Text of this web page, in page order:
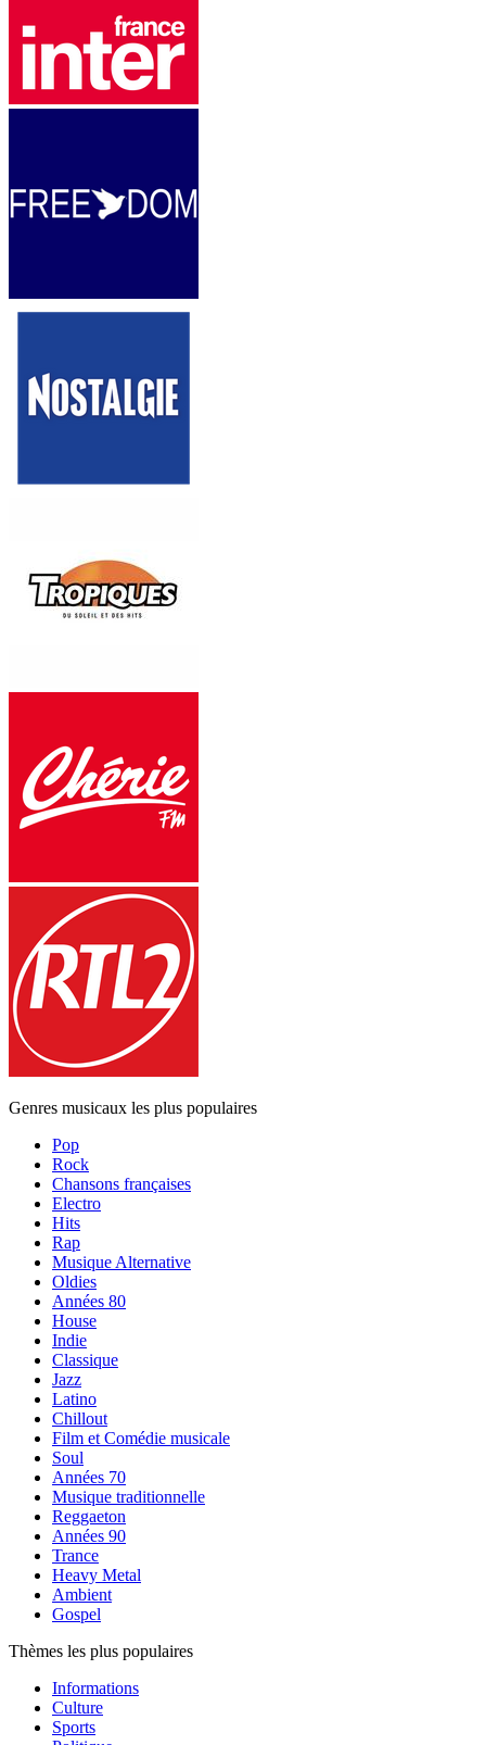
Genres musicaux les plus populaires
Pop
Rock
Chansons françaises
Electro
Hits
Rap
Musique Alternative
Oldies
Années 80
House
Indie
Classique
Jazz
Latino
Chillout
Film et Comédie musicale
Soul
Années 70
Musique traditionnelle
Reggaeton
Années 90
Trance
Heavy Metal
Ambient
Gospel
Thèmes les plus populaires
Informations
Culture
Sports